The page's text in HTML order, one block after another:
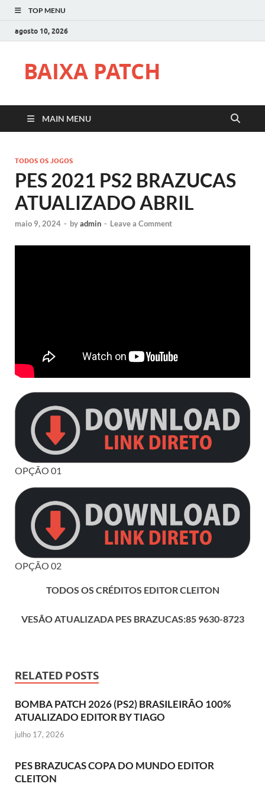
TOP MENU
agosto 10, 2026
BAIXA PATCH
MAIN MENU
TODOS OS JOGOS
PES 2021 PS2 BRAZUCAS
ATUALIZADO ABRIL
maio 9, 2024 - byadmin - Leave a Comment
OPÇÃO 01
OPÇÃO 02
TODOS OS CRÉDITOS EDITOR CLEITON
VESÃO ATUALIZADA PES BRAZUCAS:85 9630-8723
RELATED POSTS
BOMBA PATCH 2026 (PS2) BRASILEIRÃO 100%
ATUALIZADO EDITOR BY TIAGO
julho 17, 2026
PES BRAZUCAS COPA DO MUNDO EDITOR
CLEITON